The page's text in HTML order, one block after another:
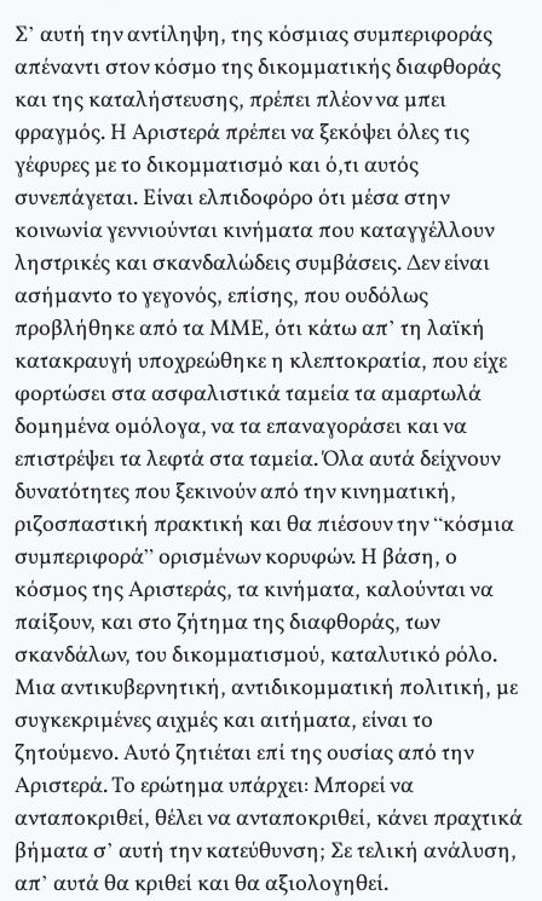
Σ’ αυτή την αντίληψη, της κόσμιας συμπεριφοράς
απέναντι στον κόσμο της δικομματικής διαφθοράς
και της καταλήστευσης, πρέπει πλέον να μπει
φραγμός. Η Αριστερά πρέπει να ξεκόψει όλες τις
γέφυρες με το δικομματισμό και ό,τι αυτός
συνεπάγεται. Είναι ελπιδοφόρο ότι μέσα στην
κοινωνία γεννιούνται κινήματα που καταγγέλλουν
ληστρικές και σκανδαλώδεις συμβάσεις. Δεν είναι
ασήμαντο το γεγονός, επίσης, που ουδόλως
προβλήθηκε από τα ΜΜΕ, ότι κάτω απ’ τη λαϊκή
κατακραυγή υποχρεώθηκε η κλεπτοκρατία, που είχε
φορτώσει στα ασφαλιστικά ταμεία τα αμαρτωλά
δομημένα ομόλογα, να τα επαναγοράσει και να
επιστρέψει τα λεφτά στα ταμεία. Όλα αυτά δείχνουν
δυνατότητες που ξεκινούν από την κινηματική,
ριζοσπαστική πρακτική και θα πιέσουν την “κόσμια
συμπεριφορά” ορισμένων κορυφών. Η βάση, ο
κόσμος της Αριστεράς, τα κινήματα, καλούνται να
παίξουν, και στο ζήτημα της διαφθοράς, των
σκανδάλων, του δικομματισμού, καταλυτικό ρόλο.
Μια αντικυβερνητική, αντιδικομματική πολιτική, με
συγκεκριμένες αιχμές και αιτήματα, είναι το
ζητούμενο. Αυτό ζητιέται επί της ουσίας από την
Αριστερά. Το ερώτημα υπάρχει: Μπορεί να
ανταποκριθεί, θέλει να ανταποκριθεί, κάνει πραχτικά
βήματα σ’ αυτή την κατεύθυνση; Σε τελική ανάλυση,
απ’ αυτά θα κριθεί και θα αξιολογηθεί.